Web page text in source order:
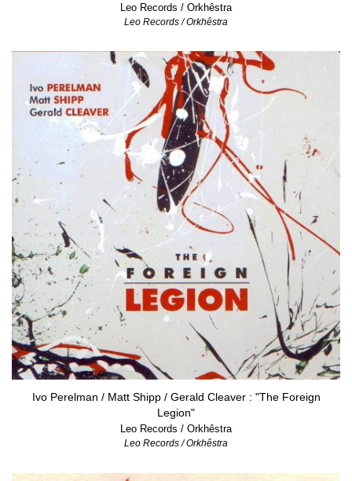
Leo Records / Orkhêstra
Leo Records / Orkhêstra
Ivo Perelman / Matt Shipp / Gerald Cleaver : "The Foreign
Legion"
Leo Records / Orkhêstra
Leo Records / Orkhêstra